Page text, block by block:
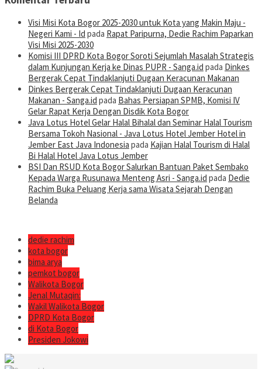
Visi Misi Kota Bogor 2025-2030 untuk Kota yang Makin Maju -
Negeri Kami - Id pada Rapat Paripurna, Dedie Rachim Paparkan
Visi Misi 2025-2030
Komisi III DPRD Kota Bogor Soroti Sejumlah Masalah Strategis
dalam Kunjungan Kerja ke Dinas PUPR - Sanga.id pada Dinkes
Bergerak Cepat Tindaklanjuti Dugaan Keracunan Makanan
Dinkes Bergerak Cepat Tindaklanjuti Dugaan Keracunan
Makanan - Sanga.id pada Bahas Persiapan SPMB, Komisi IV
Gelar Rapat Kerja Dengan Disdik Kota Bogor
Java Lotus Hotel Gelar Halal Bihalal dan Seminar Halal Tourism
Bersama Tokoh Nasional - Java Lotus Hotel Jember Hotel in
Jember East Java Indonesia pada Kajian Halal Tourism di Halal
Bi Halal Hotel Java Lotus Jember
BSI Dan RSUD Kota Bogor Salurkan Bantuan Paket Sembako
Kepada Warga Rusunawa Menteng Asri - Sanga.id pada Dedie
Rachim Buka Peluang Kerja sama Wisata Sejarah Dengan
Belanda
dedie rachim
kota bogor
bima arya
pemkot bogor
Walikota Bogor
Jenal Mutaqin:
Wakil Walikota Bogor
DPRD Kota Bogor
di Kota Bogor
Presiden Jokowi